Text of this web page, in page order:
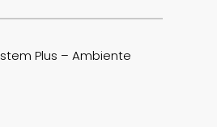
Plus – Ambiente